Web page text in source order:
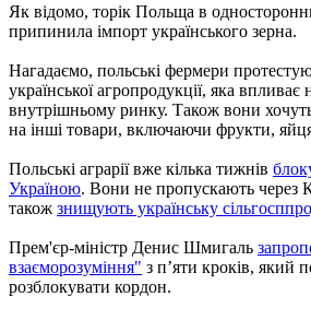
Як відомо, торік Польща в
припинила імпорт українського зерна.
Нагадаємо, польські фермери
української агропродукції, яка впливає
внутрішньому ринку. Також вони
на інші товари, включаючи фрукти,
Польські аграрії вже кілька тижнів
Україною. Вони не пропускають через
також знищують українську
Прем'єр-міністр Денис Шмигаль
взаєморозуміння" з п’яти кроків, який
розблокувати кордон.